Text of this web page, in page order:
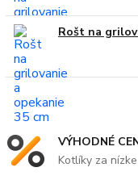
Rošt na
VÝHODNÉ
Kotlíky za